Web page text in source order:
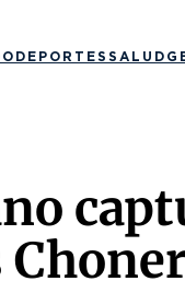
DEPORTES SALUD